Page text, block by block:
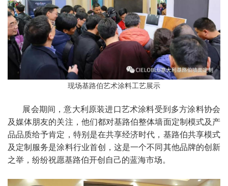
现场基路伯艺术涂料工艺展示
展会期间，意大利原装进口艺术涂料受到多方涂料协会
及媒体朋友的关注，他们都对基路伯整体墙面定制模式及产
品品质给予肯定，特别是在共享经济时代，基路伯共享模式
及定制服务是涂料行业首创，这是一个不同其他品牌的创新
之举，纷纷祝愿基路伯开创自己的蓝海市场。